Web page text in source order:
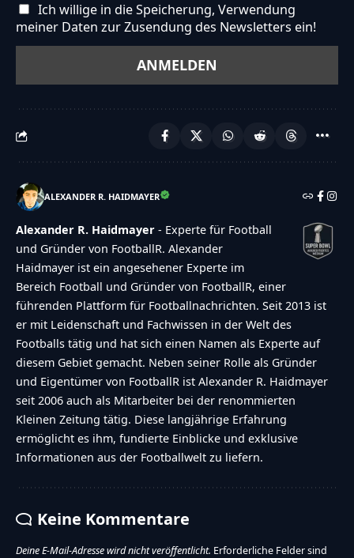
Ich willige in die Speicherung, Verwendung
meiner Daten zur Zusendung des Newsletters ein!
ALEXANDER R. HAIDMAYER
Alexander R. Haidmayer - Experte für Football
und Gründer von FootballR. Alexander
Haidmayer ist ein angesehener Experte im
Bereich Football und Gründer von FootballR, einer
führenden Plattform für Footballnachrichten. Seit 2013 ist
er mit Leidenschaft und Fachwissen in der Welt des
Footballs tätig und hat sich einen Namen als Experte auf
diesem Gebiet gemacht. Neben seiner Rolle als Gründer
und Eigentümer von FootballR ist Alexander R. Haidmayer
seit 2006 auch als Mitarbeiter bei der renommierten
Kleinen Zeitung tätig. Diese langjährige Erfahrung
ermöglicht es ihm, fundierte Einblicke und exklusive
Informationen aus der Footballwelt zu liefern.
Keine Kommentare
Deine E-Mail-Adresse wird nicht veröffentlicht. Erforderliche Felder sind